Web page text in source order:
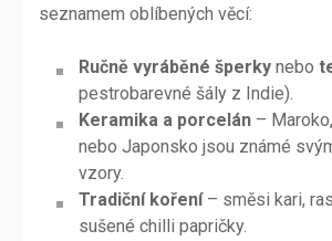
seznamem oblíbených věcí:
Ručně vyráběné šperky nebo
pestrobarevné šály z Indie).
Keramika a porcelán –
nebo Japonsko jsou známé
vzory.
Tradiční koření– směsi kari,
sušené chilli papričky.